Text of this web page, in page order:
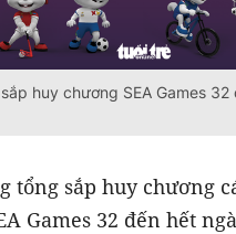
huy chương SEA Games
tổng sắp huy chương
Games 32 đến hết